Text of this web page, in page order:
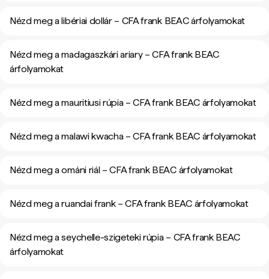
Nézd meg a libériai dollár – CFA frank BEAC árfolyamokat
Nézd meg a madagaszkári ariary – CFA frank BEAC
árfolyamokat
Nézd meg a mauritiusi rúpia – CFA frank BEAC árfolyamokat
Nézd meg a malawi kwacha – CFA frank BEAC árfolyamokat
Nézd meg a ománi riál – CFA frank BEAC árfolyamokat
Nézd meg a ruandai frank – CFA frank BEAC árfolyamokat
Nézd meg a seychelle-szigeteki rúpia – CFA frank BEAC
árfolyamokat